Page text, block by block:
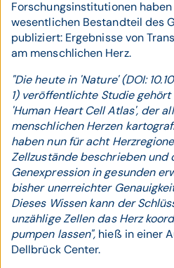
Forschungsinstitutionen
wesentlichen Bestandteil des
publiziert: Ergebnisse von
am menschlichen Herz.
"Die heute in 'Nature' (DOI:
1) veröffentlichte Studie
'Human Heart Cell Atlas', der
menschlichen Herzen
haben nun für acht
Zellzustände beschrieben und
Genexpression in gesunden
bisher unerreichter
Dieses Wissen kann der
unzählige Zellen das Herz
pumpen lassen", hieß in einer
Dellbrück Center.